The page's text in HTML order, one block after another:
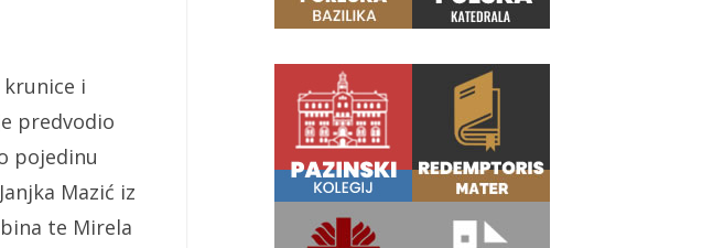
krunice i
predvodio
pojedinu
Mazić iz
te Mirela